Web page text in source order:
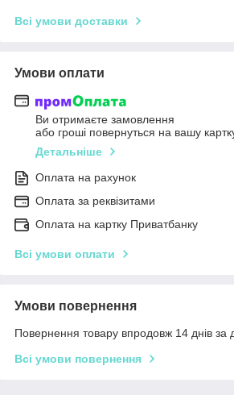
Всі умови доставки
Умови оплати
Ви отримаєте замовлення
або гроші повернуться на вашу
Детальніше
Оплата на рахунок
Оплата за реквізитами
Оплата на картку Приватбанку
Всі умови оплати
Умови повернення
Повернення товару впродовж 14 днів за
Всі умови повернення